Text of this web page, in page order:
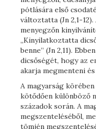
pótlására első
változtatta (Jn 2,1-12).
menyegzőn
„Kinyilatkoztatta
benne” (Jn 2,11).
dicsőségét, hogy az
akarja megmenteni
A magyarság
kötődően különböző
századok során. A
megszenteléséből,
tömjén